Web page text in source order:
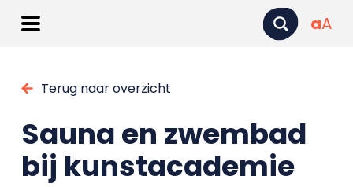
aA
Terug naar overzicht
Sauna en zwembad
bij kunstacademie